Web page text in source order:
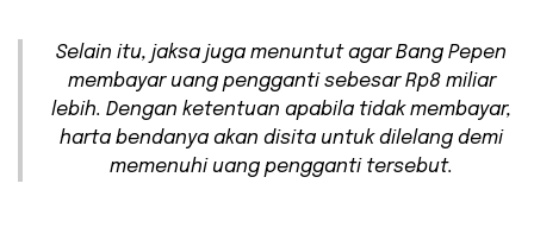
Selain itu, jaksa juga menuntut agar Bang Pepen
membayar uang pengganti sebesar Rp8 miliar
lebih. Dengan ketentuan apabila tidak membayar,
harta bendanya akan disita untuk dilelang demi
memenuhi uang pengganti tersebut.